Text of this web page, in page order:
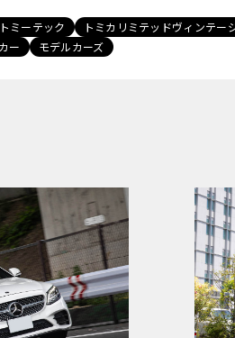
トミーテック
トミカリミテッドヴィンテー
ー モデルカーズ